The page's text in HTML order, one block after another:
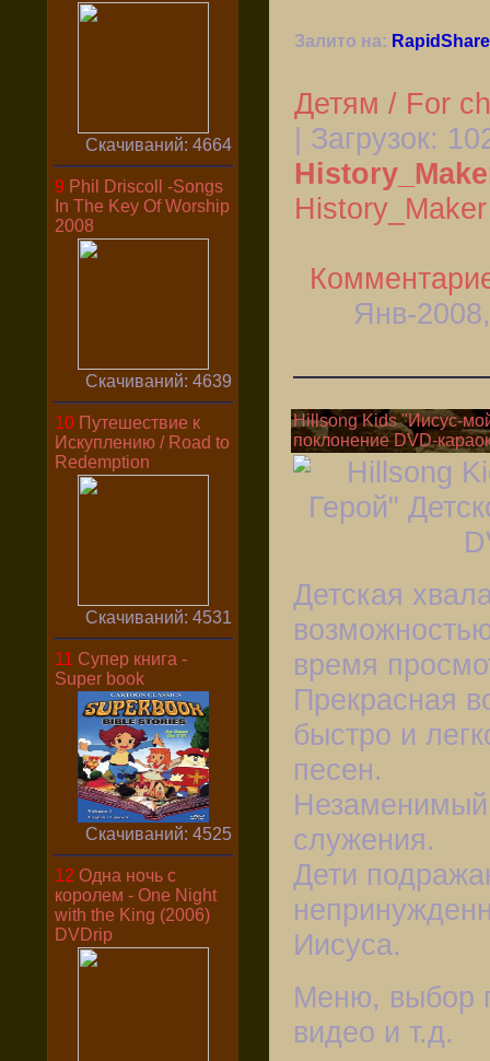
Скачиваний: 4664
9 Phil Driscoll -Songs
In The Key Of Worship
2008
Скачиваний: 4639
10 Путешествие к
Искуплению / Road to
Redemption
Скачиваний: 4531
11 Супер книга -
Super book
Скачиваний: 4525
12 Одна ночь с
королем - One Night
with the King (2006)
DVDrip
Залито на: RapidShare
Детям / For
| Загрузок:
History_Maker
Янв-
Hillsong Kids "Иисус-
поклонение DVD-
Детская
время
Прекрасная
быстро и
песен.
Незаменимый
служения.
Дети
Иисуса.
Меню, выбор
видео и т.д.